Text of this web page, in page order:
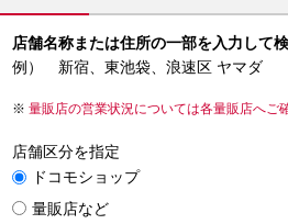
店舗名称または住所の一部を入力して
例） 新宿、東池袋、浪速区 ヤマダ
量販店の営業状況については各量販店へご
店舗区分を指定
ドコモショップ
量販店など